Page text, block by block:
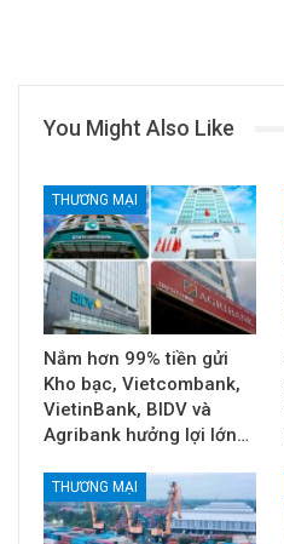
You Might Also Like
THƯƠNG MẠI
Nắm hơn 99% tiền gửi
Kho bạc, Vietcombank,
VietinBank, BIDV và
Agribank hưởng lợi lớn…
THƯƠNG MẠI